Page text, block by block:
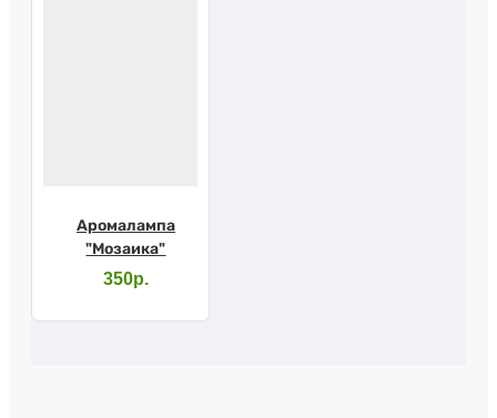
Аромалампа
"Мозаика"
350р.